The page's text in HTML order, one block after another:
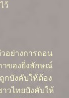
ว้
อย่างการถอน
าของยิ่งลักษณ์
กบังคับให้ต้อง
วไทยบังคับให้